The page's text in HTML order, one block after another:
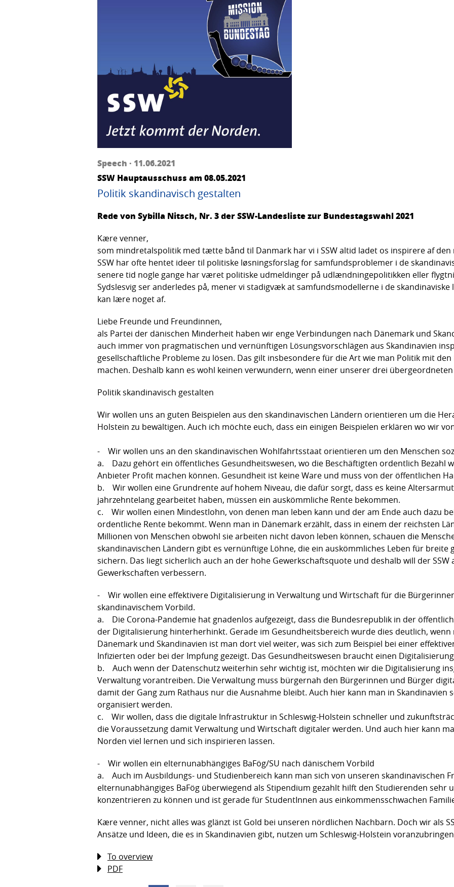
Speech · 11.06.2021
SSW Hauptausschuss am 08.05.2021
Politik skandinavisch gestalten
Rede von Sybilla Nitsch, Nr. 3 der SSW-Landesliste zur Bundestagswahl 2021
Kære venner,
som mindretalspolitik med tætte bånd til Danmark har vi i SSW altid ladet os inspirere af
SSW har ofte hentet ideer til politiske løsningsforslag for samfundsproblemer i de
senere tid nogle gange har været politiske udmeldinger på udlændningepolitikken eller
Sydslesvig ser anderledes på, mener vi stadigvæk at samfundsmodellerne i de
kan lære noget af.
Liebe Freunde und Freundinnen,
als Partei der dänischen Minderheit haben wir enge Verbindungen nach Dänemark und
auch immer von pragmatischen und vernünftigen Lösungsvorschlägen aus Skandinavien
gesellschaftliche Probleme zu lösen. Das gilt insbesondere für die Art wie man Politik mit
machen. Deshalb kann es wohl keinen verwundern, wenn einer unserer drei
Politik skandinavisch gestalten
Wir wollen uns an guten Beispielen aus den skandinavischen Ländern orientieren um die
Holstein zu bewältigen. Auch ich möchte euch, dass ein einigen Beispielen erklären wo wir
- Wir wollen uns an den skandinavischen Wohlfahrtsstaat orientieren um den Menschen
a. Dazu gehört ein öffentliches Gesundheitswesen, wo die Beschäftigten ordentlich Bezahl
Anbieter Profit machen können. Gesundheit ist keine Ware und muss von der öffentlichen
b. Wir wollen eine Grundrente auf hohem Niveau, die dafür sorgt, dass es keine
jahrzehntelang gearbeitet haben, müssen ein auskömmliche Rente bekommen.
c. Wir wollen einen Mindestlohn, von denen man leben kann und der am Ende auch dazu
ordentliche Rente bekommt. Wenn man in Dänemark erzählt, dass in einem der reichsten
Millionen von Menschen obwohl sie arbeiten nicht davon leben können, schauen die
skandinavischen Ländern gibt es vernünftige Löhne, die ein auskömmliches Leben für breite
sichern. Das liegt sicherlich auch an der hohe Gewerkschaftsquote und deshalb will der
Gewerkschaften verbessern.
- Wir wollen eine effektivere Digitalisierung in Verwaltung und Wirtschaft für die
skandinavischem Vorbild.
a. Die Corona-Pandemie hat gnadenlos aufgezeigt, dass die Bundesrepublik in der
der Digitalisierung hinterherhinkt. Gerade im Gesundheitsbereich wurde dies deutlich, wenn
Dänemark und Skandinavien ist man dort viel weiter, was sich zum Beispiel bei einer
Infizierten oder bei der Impfung gezeigt. Das Gesundheitswesen braucht einen
b. Auch wenn der Datenschutz weiterhin sehr wichtig ist, möchten wir die Digitalisierung
Verwaltung vorantreiben. Die Verwaltung muss bürgernah den Bürgerinnen und Bürger
damit der Gang zum Rathaus nur die Ausnahme bleibt. Auch hier kann man in Skandinavien
organisiert werden.
c. Wir wollen, dass die digitale Infrastruktur in Schleswig-Holstein schneller und
die Voraussetzung damit Verwaltung und Wirtschaft digitaler werden. Und auch hier kann
Norden viel lernen und sich inspirieren lassen.
- Wir wollen ein elternunabhängiges BaFög/SU nach dänischem Vorbild
a. Auch im Ausbildungs- und Studienbereich kann man sich von unseren skandinavischen
elternunabhängiges BaFög überwiegend als Stipendium gezahlt hilft den Studierenden sehr
konzentrieren zu können und ist gerade für StudentInnen aus einkommensschwachen
Kære venner, nicht alles was glänzt ist Gold bei unseren nördlichen Nachbarn. Doch wir als
Ansätze und Ideen, die es in Skandinavien gibt, nutzen um Schleswig-Holstein
To overview
PDF